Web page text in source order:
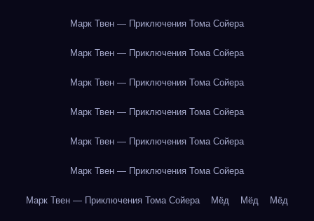
Марк Твен — Приключения Тома Сойера
Марк Твен — Приключения Тома Сойера
Марк Твен — Приключения Тома Сойера
Марк Твен — Приключения Тома Сойера
Марк Твен — Приключения Тома Сойера
Марк Твен — Приключения Тома Сойера
Марк Твен — Приключения Тома Сойера Мёд Мёд Мёд